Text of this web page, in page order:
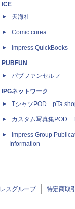
ICE
天海社
Comic curea
impress QuickBooks
PUBFUN
パブファンセルフ
IPGネットワーク
TシャツPOD
カスタム写真集POD
Impress Group
Information
スグループ 特定商取